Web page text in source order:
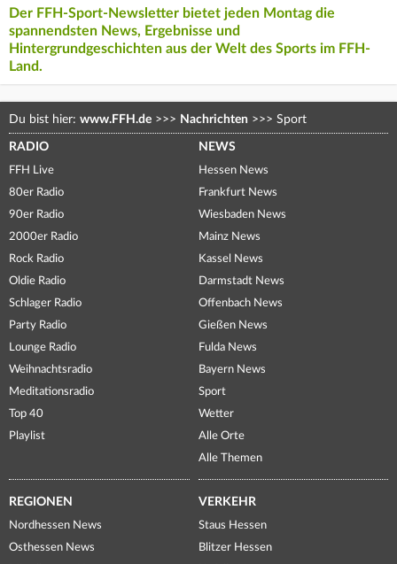
Der FFH-Sport-Newsletter bietet jeden Montag die
spannendsten News, Ergebnisse und
Hintergrundgeschichten aus der Welt des Sports im FFH-
Land.
Du bist hier: www.FFH.de >>> Nachrichten >>> Sport
RADIO
FFH Live
80er Radio
90er Radio
2000er Radio
Rock Radio
Oldie Radio
Schlager Radio
Party Radio
Lounge Radio
Weihnachtsradio
Meditationsradio
Top 40
Playlist
NEWS
Hessen News
Frankfurt News
Wiesbaden News
Mainz News
Kassel News
Darmstadt News
Offenbach News
Gießen News
Fulda News
Bayern News
Sport
Wetter
Alle Orte
Alle Themen
REGIONEN
Nordhessen News
Osthessen News
VERKEHR
Staus Hessen
Blitzer Hessen